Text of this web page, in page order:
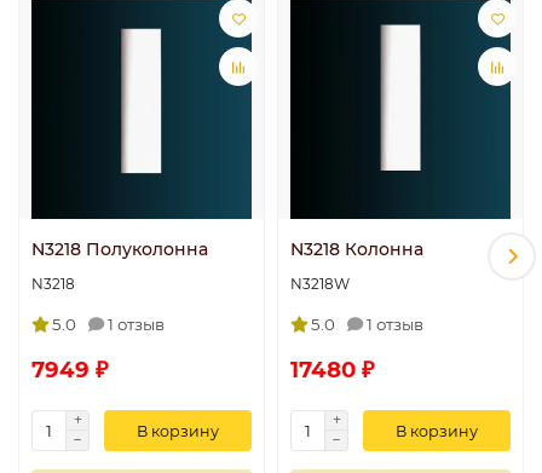
N3218 Полуколонна
N3218
5.0 1 отзыв
7949 ₽
В корзину
N3218 Колонна
N3218W
5.0 1 отзыв
17480 ₽
В корзину